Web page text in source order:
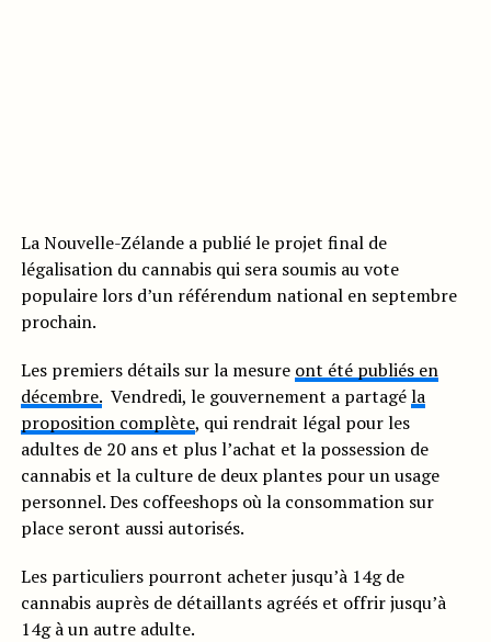
La Nouvelle-Zélande a publié le projet final de
légalisation du cannabis qui sera soumis au vote
populaire lors d’un référendum national en septembre
prochain.
Les premiers détails sur la mesure ont été publiés en
décembre.Vendredi, le gouvernement a partagéla
proposition complète, qui rendrait légal pour les
adultes de 20 ans et plus l’achat et la possession de
cannabis et la culture de deux plantes pour un usage
personnel. Des coffeeshops où la consommation sur
place seront aussi autorisés.
Les particuliers pourront acheter jusqu’à 14g de
cannabis auprès de détaillants agréés et offrir jusqu’à
14g à un autre adulte.